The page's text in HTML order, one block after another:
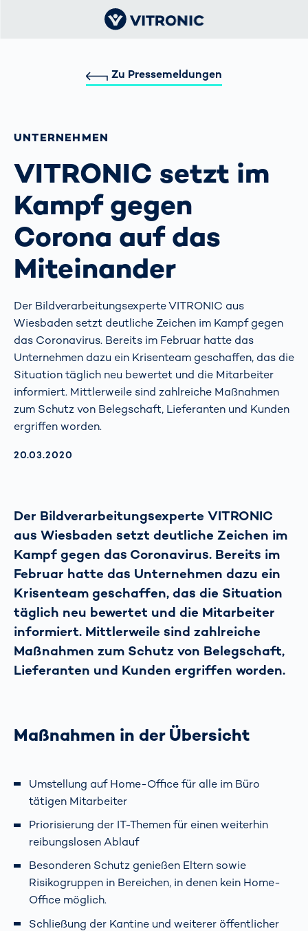
Zu Pressemeldungen
UNTERNEHMEN
VITRONIC setzt im
Kampf gegen
Corona auf das
Miteinander
Der Bildverarbeitungsexperte VITRONIC aus
Wiesbaden setzt deutliche Zeichen im Kampf gegen
das Coronavirus. Bereits im Februar hatte das
Unternehmen dazu ein Krisenteam geschaffen, das die
Situation täglich neu bewertet und die Mitarbeiter
informiert. Mittlerweile sind zahlreiche Maßnahmen
zum Schutz von Belegschaft, Lieferanten und Kunden
ergriffen worden.
AKTUALISIERT AM:
20.03.2020
Der Bildverarbeitungsexperte VITRONIC
aus Wiesbaden setzt deutliche Zeichen im
Kampf gegen das Coronavirus. Bereits im
Februar hatte das Unternehmen dazu ein
Krisenteam geschaffen, das die Situation
täglich neu bewertet und die Mitarbeiter
informiert. Mittlerweile sind zahlreiche
Maßnahmen zum Schutz von Belegschaft,
Lieferanten und Kunden ergriffen worden.
Maßnahmen in der Übersicht
Umstellung auf Home-Office für alle im Büro
tätigen Mitarbeiter
Priorisierung der IT-Themen für einen weiterhin
reibungslosen Ablauf
Besonderen Schutz genießen Eltern sowie
Risikogruppen in Bereichen, in denen kein Home-
Office möglich.
Schließung der Kantine und weiterer öffentlicher